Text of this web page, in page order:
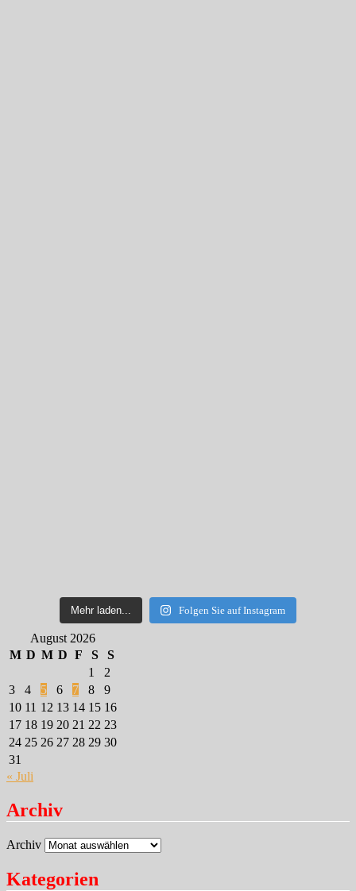
Mehr laden... Folgen Sie auf Instagram
August 2026
M D M D F S
S
1
2
3
4 5 6 7 8
9
10 11 12 13 14 15 16
17 18 19 20 21 22 23
24 25 26 27 28 29 30
31
« Juli
Archiv
Archiv
Kategorien